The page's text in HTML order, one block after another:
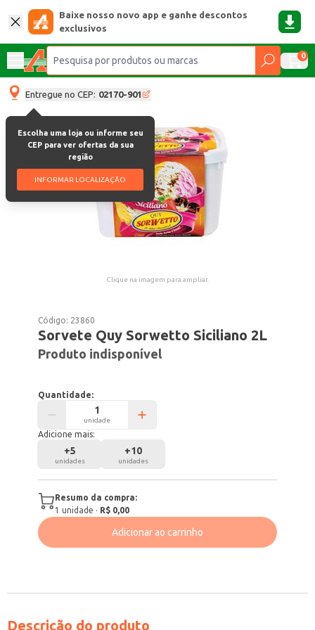
Baixe nosso novo app e ganhe descontos
exclusivos
0
Entregue no CEP: 02170-901
Escolha uma loja ou informe seu
CEP para ver ofertas da sua
região
INFORMAR LOCALIZAÇÃO
Clique na imagem para ampliar.
Código: 23860
Sorvete Quy Sorwetto Siciliano 2L
Produto indisponível
Quantidade:
unidade
Adicione mais:
+5
unidades
+10
unidades
Resumo da compra:
1 unidade · R$ 0,00
Adicionar ao carrinho
Descrição do produto